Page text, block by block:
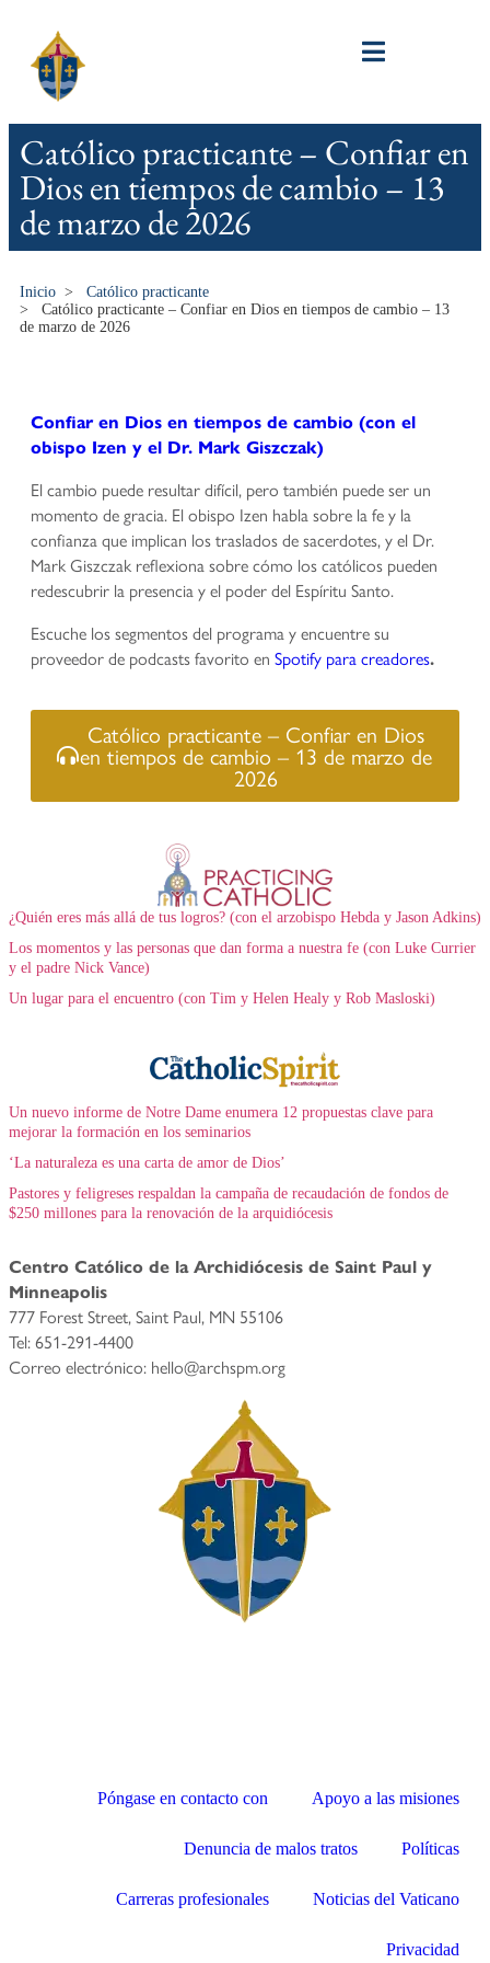
Católico practicante – Confiar en
Dios en tiempos de cambio – 13
de marzo de 2026
Inicio >
Católico practicante
>
Católico practicante – Confiar en Dios en tiempos de cambio – 13
de marzo de 2026
Confiar en Dios en tiempos de cambio (con el
obispo Izen y el Dr. Mark Giszczak)
El cambio puede resultar difícil, pero también puede ser un
momento de gracia. El obispo Izen habla sobre la fe y la
confianza que implican los traslados de sacerdotes, y el Dr.
Mark Giszczak reflexiona sobre cómo los católicos pueden
redescubrir la presencia y el poder del Espíritu Santo.
Escuche los segmentos del programa y encuentre su
proveedor de podcasts favorito en Spotify para creadores.
Católico practicante – Confiar en Dios
en tiempos de cambio – 13 de marzo de
2026
¿Quién eres más allá de tus logros? (con el arzobispo Hebda y Jason Adkins)
Los momentos y las personas que dan forma a nuestra fe (con Luke Currier
y el padre Nick Vance)
Un lugar para el encuentro (con Tim y Helen Healy y Rob Masloski)
Un nuevo informe de Notre Dame enumera 12 propuestas clave para
mejorar la formación en los seminarios
‘La naturaleza es una carta de amor de Dios’
Pastores y feligreses respaldan la campaña de recaudación de fondos de
$250 millones para la renovación de la arquidiócesis
Centro Católico de la Archidiócesis de Saint Paul y
Minneapolis
777 Forest Street, Saint Paul, MN 55106
Tel: 651-291-4400
Correo electrónico: hello@archspm.org
Póngase en contacto con Apoyo a las misiones
Denuncia de malos tratos Políticas
Carreras profesionales Noticias del Vaticano
Privacidad